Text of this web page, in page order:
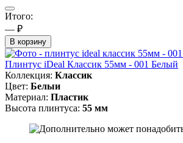
Итого:
— ₽
В корзину
Плинтус iDeal Классик 55мм - 001 Белый
Коллекция: Классик
Цвет: Белыи
Материал: Пластик
Высота плинтуса: 55 мм